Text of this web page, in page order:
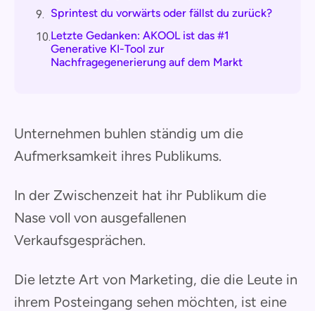
9. Sprintest du vorwärts oder fällst du zurück?
10.Letzte Gedanken: AKOOL ist das #1
Generative KI-Tool zur
Nachfragegenerierung auf dem Markt
Unternehmen buhlen ständig um die
Aufmerksamkeit ihres Publikums.
In der Zwischenzeit hat ihr Publikum die
Nase voll von ausgefallenen
Verkaufsgesprächen.
Die letzte Art von Marketing, die die Leute in
ihrem Posteingang sehen möchten, ist eine